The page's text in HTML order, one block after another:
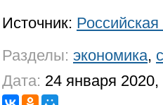
Источник: Российская
Разделы: экономика,
Дата: 24 января